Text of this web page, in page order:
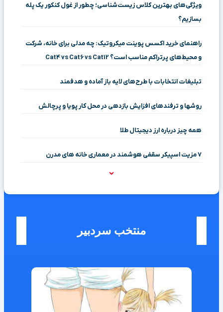
ویژگی‌های بهترین کلاس زیست‌شناسی؛ چطور از غول کنکور یک پله
بسازیم؟
راهنمای خرید اکسس پوینت میکروتیک: چه مدلی برای خانه، شرکت
و محیط‌های پرتراکم مناسب است؟ Cat4 vs Cat6 vs Cat12
تبلیغات انتخابات با طرح‌های لایه باز آماده و هدفمند
روشها و ترفندهای افزایش بازدهی در محل کار پویا و پرچالش
همه چیز درباره ارز دیجیتال طلا
۷ مزیت اسپیکر سقفی هوشمند در معماری خانه‌ های مدرن
منتخب سردبیر